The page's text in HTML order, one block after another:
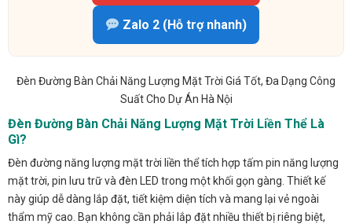
Zalo 2 (Hỗ trợ nhanh)
Đèn Đường Bàn Chải Năng Lượng Mặt Trời Giá Tốt, Đa Dạng Công
Suất Cho Dự Án Hà Nội
Đèn Đường Bàn Chải Năng Lượng Mặt Trời Liền Thể Là
Gì?
Đèn đường năng lượng mặt trời liền thể tích hợp tấm pin năng lượng
mặt trời, pin lưu trữ và đèn LED trong một khối gọn gàng. Thiết kế
này giúp dễ dàng lắp đặt, tiết kiệm diện tích và mang lại vẻ ngoài
thẩm mỹ cao. Bạn không cần phải lắp đặt nhiều thiết bị riêng biệt,